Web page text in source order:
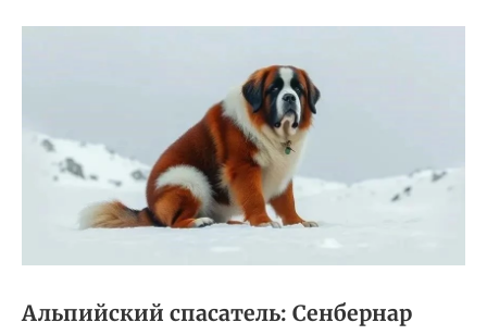
Альпийский спасатель: Сенбернар